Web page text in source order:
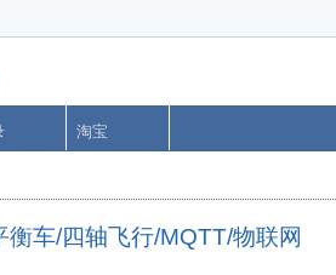
淘宝
车/四轴飞行/MQTT/物联网